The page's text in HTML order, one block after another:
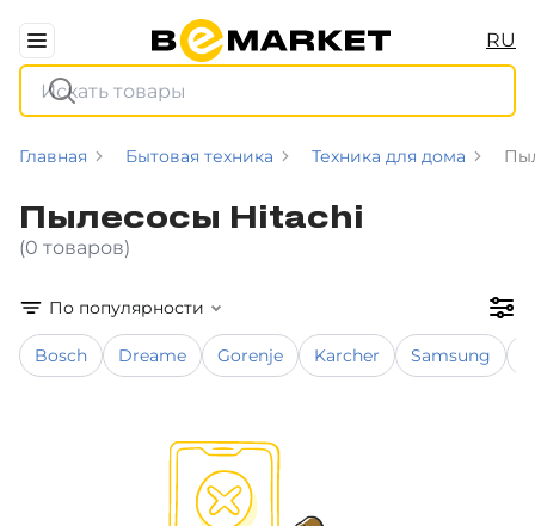
RU
Главная Бытовая техника Техника для дома
Пылесосы Hitachi
(0 товаров)
По популярности
Bosch Dreame Gorenje Karcher Samsung